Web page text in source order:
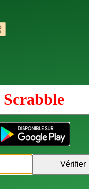
Scrabble